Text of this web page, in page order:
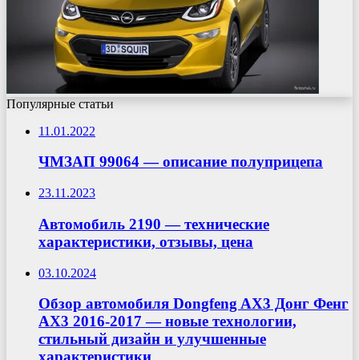
Популярные статьи
11.01.2022
ЧМЗАП 99064 — описание полуприцепа
23.11.2023
Автомобиль 2190 — технические
характеристики, отзывы, цена
03.10.2024
Обзор автомобиля Dongfeng AX3 Донг Фенг
АХ3 2016-2017 — новые технологии,
стильный дизайн и улучшенные
характеристики